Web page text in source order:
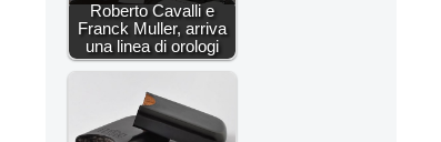
Roberto Cavalli e
Franck Muller, arriva
una linea di orologi